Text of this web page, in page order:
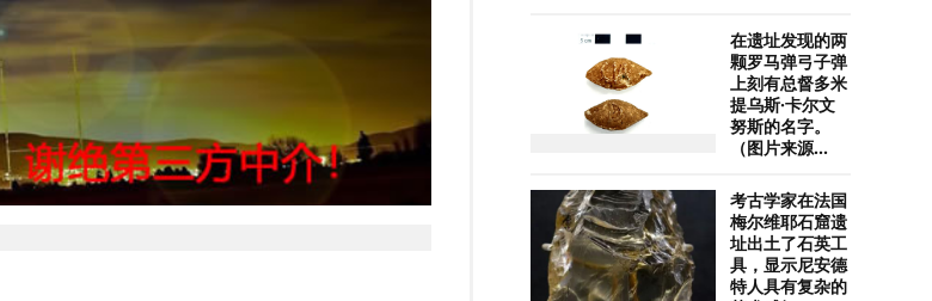
在遗址发现的两
颗罗马弹弓子弹
上刻有总督多米
提乌斯·卡尔文
努斯的名字。
（图片来源...
考古学家在法国
梅尔维耶石窟遗
址出土了石英工
具，显示尼安德
特人具有复杂的